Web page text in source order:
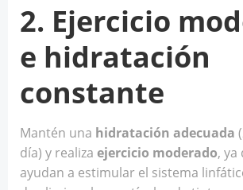
2. Ejercicio
e hidratación
constante
Mantén una hidratación adecuada
día) y realiza ejercicio moderado, ya
ayudan a estimular el sistema